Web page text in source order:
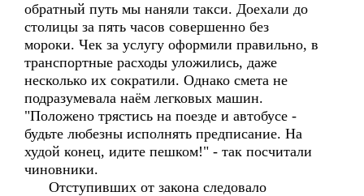
обратный путь мы наняли такси. Доехали до
столицы за пять часов совершенно без
мороки. Чек за услугу оформили правильно, в
транспортные расходы уложились, даже
несколько их сократили. Однако смета не
подразумевала наём легковых машин.
"Положено трястись на поезде и автобусе -
будьте любезны исполнять предписание. На
худой конец, идите пешком!" - так посчитали
чиновники.
Отступивших от закона следовало